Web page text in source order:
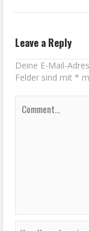
Leave a Reply
Deine E-Mail-
Felder sind mit*